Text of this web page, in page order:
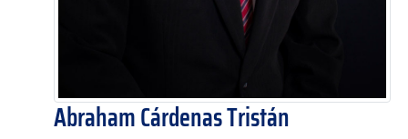
Abraham Cárdenas Tristán